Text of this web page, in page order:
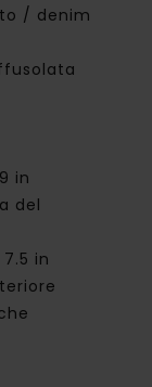
/ denim
in
del
in